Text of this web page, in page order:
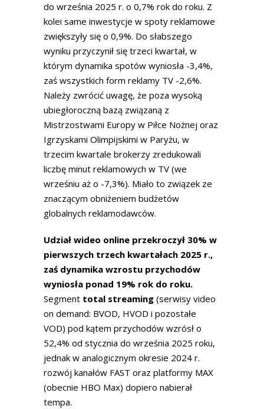
do września 2025 r. o 0,7% rok do roku. Z
kolei same inwestycje w spoty reklamowe
zwiększyły się o 0,9%. Do słabszego
wyniku przyczynił się trzeci kwartał, w
którym dynamika spotów wyniosła -3,4%,
zaś wszystkich form reklamy TV -2,6%.
Należy zwrócić uwagę, że poza wysoką
ubiegłoroczną bazą związaną z
Mistrzostwami Europy w Piłce Nożnej oraz
Igrzyskami Olimpijskimi w Paryżu, w
trzecim kwartale brokerzy zredukowali
liczbę minut reklamowych w TV (we
wrześniu aż o -7,3%). Miało to związek ze
znaczącym obniżeniem budżetów
globalnych reklamodawców.
Udział wideo online przekroczył 30% w
pierwszych trzech kwartałach 2025 r.,
zaś dynamika wzrostu przychodów
wyniosła ponad 19% rok do roku.
Segment total streaming (serwisy video
on demand: BVOD, HVOD i pozostałe
VOD) pod kątem przychodów wzrósł o
52,4% od stycznia do września 2025 roku,
jednak w analogicznym okresie 2024 r.
rozwój kanałów FAST oraz platformy MAX
(obecnie HBO Max) dopiero nabierał
tempa.